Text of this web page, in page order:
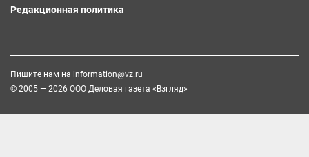
Редакционная политика
Пишите нам на information@vz.ru
© 2005 — 2026 ООО Деловая газета «Взгляд»